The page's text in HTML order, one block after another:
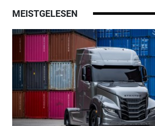
MEISTGELESEN